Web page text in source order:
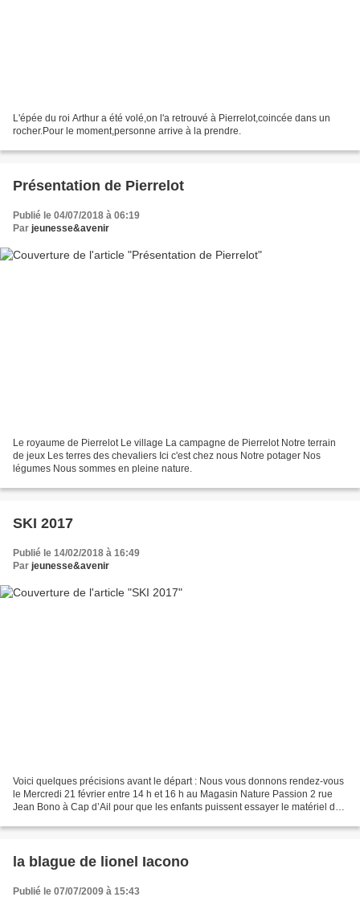
L'épée du roi Arthur a été volé,on l'a retrouvé à Pierrelot,coincée dans un
rocher.Pour le moment,personne arrive à la prendre.
Présentation de Pierrelot
Publié le 04/07/2018 à 06:19
Par jeunesse&avenir
Le royaume de Pierrelot Le village La campagne de Pierrelot Notre terrain
de jeux Les terres des chevaliers Ici c'est chez nous Notre potager Nos
légumes Nous sommes en pleine nature.
SKI 2017
Publié le 14/02/2018 à 16:49
Par jeunesse&avenir
Voici quelques précisions avant le départ : Nous vous donnons rendez-vous
le Mercredi 21 février entre 14 h et 16 h au Magasin Nature Passion 2 rue
Jean Bono à Cap d’Ail pour que les enfants puissent essayer le matériel de
la blague de lionel Iacono
Publié le 07/07/2009 à 15:43